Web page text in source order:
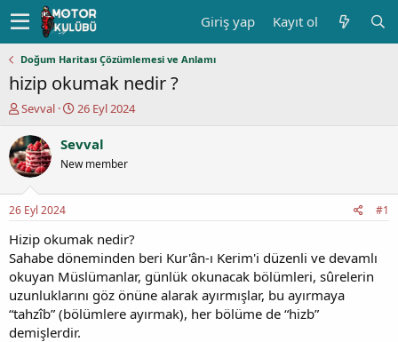
Giriş yap Kayıt ol
Doğum Haritası Çözümlemesi ve Anlamı
hizip okumak nedir ?
K
n
u
y
b
a
ş
a
t
a
n
Sevval
B
ş
a
ç
a
r
i
h
i
26 Eyl 2024
Sevval
New member
26 Eyl 2024 #1
Hizip okumak nedir?
Sahabe döneminden beri Kur'ân-ı Kerim'i düzenli ve devamlı
okuyan Müslümanlar, günlük okunacak bölümleri, sûrelerin
uzunluklarını göz önüne alarak ayırmışlar, bu ayırmaya
“tahzîb” (bölümlere ayırmak), her bölüme de “hizb”
demişlerdir.